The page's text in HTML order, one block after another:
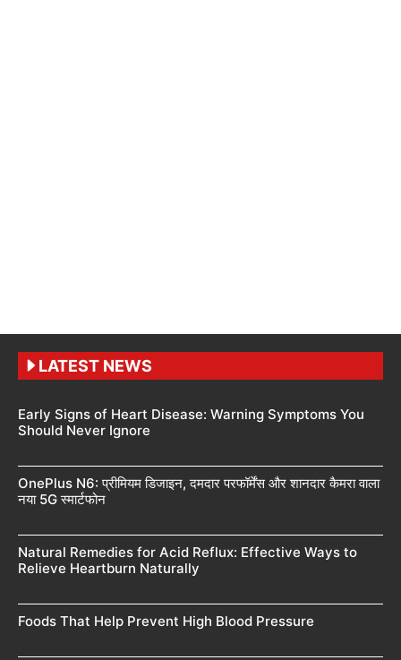
LATEST NEWS
Early Signs of Heart Disease: Warning Symptoms You
Should Never Ignore
OnePlus N6: प्रीमियम डिजाइन, दमदार परफॉर्मेंस और शानदार कैमरा वाला
नया 5G स्मार्टफोन
Natural Remedies for Acid Reflux: Effective Ways to
Relieve Heartburn Naturally
Foods That Help Prevent High Blood Pressure